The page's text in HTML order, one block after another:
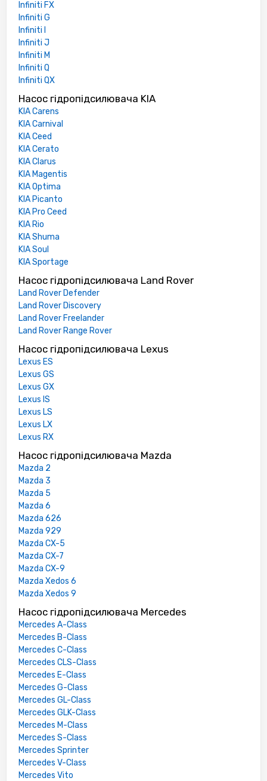
Infiniti FX
Infiniti G
Infiniti I
Infiniti J
Infiniti M
Infiniti Q
Infiniti QX
Насос гідропідсилювача KIA
KIA Carens
KIA Carnival
KIA Ceed
KIA Cerato
KIA Clarus
KIA Magentis
KIA Optima
KIA Picanto
KIA Pro Ceed
KIA Rio
KIA Shuma
KIA Soul
KIA Sportage
Насос гідропідсилювача Land Rover
Land Rover Defender
Land Rover Discovery
Land Rover Freelander
Land Rover Range Rover
Насос гідропідсилювача Lexus
Lexus ES
Lexus GS
Lexus GX
Lexus IS
Lexus LS
Lexus LX
Lexus RX
Насос гідропідсилювача Mazda
Mazda 2
Mazda 3
Mazda 5
Mazda 6
Mazda 626
Mazda 929
Mazda CX-5
Mazda CX-7
Mazda CX-9
Mazda Xedos 6
Mazda Xedos 9
Насос гідропідсилювача Mercedes
Mercedes A-Class
Mercedes B-Class
Mercedes C-Class
Mercedes CLS-Class
Mercedes E-Class
Mercedes G-Class
Mercedes GL-Class
Mercedes GLK-Class
Mercedes M-Class
Mercedes S-Class
Mercedes Sprinter
Mercedes V-Class
Mercedes Vito